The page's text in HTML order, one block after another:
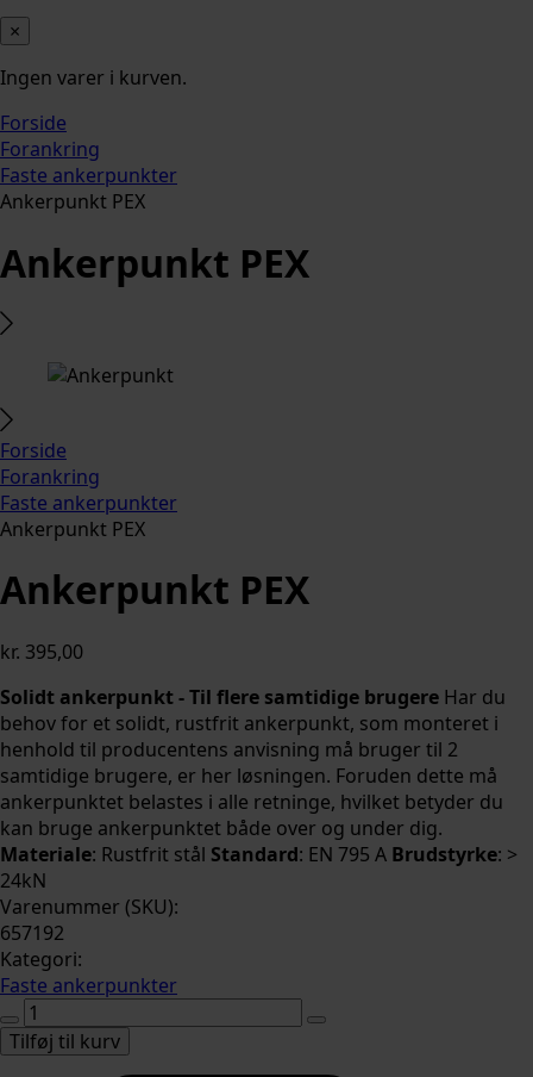
×
Ingen varer i kurven.
Forside
Forankring
Faste ankerpunkter
Ankerpunkt PEX
Ankerpunkt PEX
Forside
Forankring
Faste ankerpunkter
Ankerpunkt PEX
Ankerpunkt PEX
kr. 395,00
Solidt ankerpunkt - Til flere samtidige brugere Har du
behov for et solidt, rustfrit ankerpunkt, som monteret i
henhold til producentens anvisning må bruger til 2
samtidige brugere, er her løsningen. Foruden dette må
ankerpunktet belastes i alle retninge, hvilket betyder du
kan bruge ankerpunktet både over og under dig.
Materiale: Rustfrit stål Standard: EN 795 A Brudstyrke: >
24kN
Varenummer (SKU):
657192
Kategori:
Faste ankerpunkter
Ankerpunkt
PEX
antal
Tilføj til kurv